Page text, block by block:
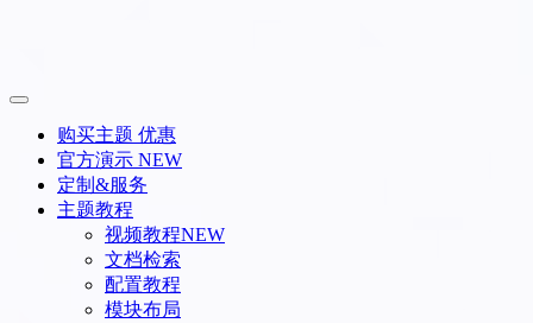
购买主题 优惠
官方演示 NEW
定制&服务
主题教程
视频教程NEW
文档检索
配置教程
模块布局